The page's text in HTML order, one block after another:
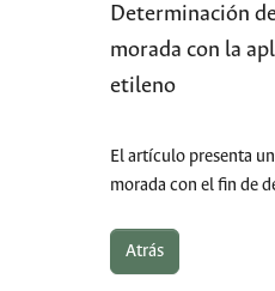
Determinación
morada con la
etileno
El artículo presenta
morada con el fin de
Atrás